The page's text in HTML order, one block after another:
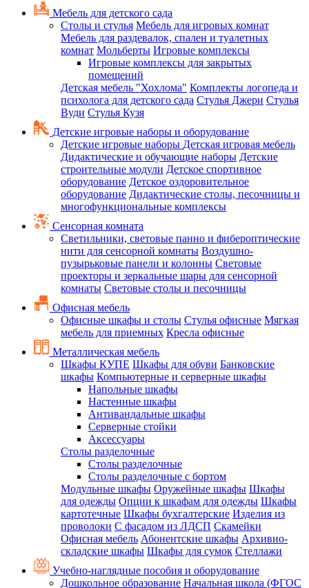
Мебель для детского сада
Столы и стулья Мебель для игровых комнат
Мебель для раздевалок, спален и туалетных
комнат Мольберты Игровые комплексы
Игровые комплексы для закрытых
помещений
Детская мебель "Хохлома" Комплекты логопеда и
психолога для детского сада Стулья Джери Стулья
Вуди Стулья Кузя
Детские игровые наборы и оборудование
Детские игровые наборы Детская игровая мебель
Дидактические и обучающие наборы Детские
строительные модули Детское спортивное
оборудование Детское оздоровительное
оборудование Дидактические столы, песочницы и
многофункциональные комплексы
Сенсорная комната
Светильники, световые панно и фибероптические
нити для сенсорной комнаты Воздушно-
пузырьковые панели и колонны Световые
проекторы и зеркальные шары для сенсорной
комнаты Световые столы и песочницы
Офисная мебель
Офисные шкафы и столы Стулья офисные Мягкая
мебель для приемных Кресла офисные
Металлическая мебель
Шкафы КУПЕ Шкафы для обуви Банковские
шкафы Компьютерные и серверные шкафы
Напольные шкафы
Настенные шкафы
Антивандальные шкафы
Серверные стойки
Аксессуары
Столы разделочные
Столы разделочные
Столы разделочные с бортом
Модульные шкафы Оружейные шкафы Шкафы
для одежды Опции к шкафам для одежды Шкафы
картотечные Шкафы бухгалтерские Изделия из
проволоки С фасадом из ЛДСП Скамейки
Офисная мебель Абонентские шкафы Архивно-
складские шкафы Шкафы для сумок Стеллажи
Учебно-наглядные пособия и оборудование
Дошкольное образование Начальная школа (ФГОС